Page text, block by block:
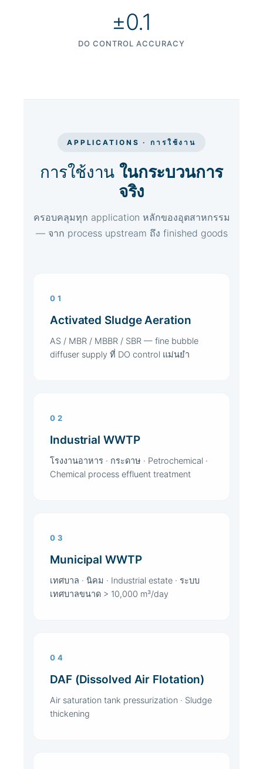
±0.1
DO CONTROL ACCURACY
APPLICATIONS · การใช้งาน
การใช้งาน ในกระบวนการ
จริง
ครอบคลุมทุก application หลักของอุตสาหกรรม
— จาก process upstream ถึง finished goods
01
Activated Sludge Aeration
AS / MBR / MBBR / SBR — fine bubble
diffuser supply ที่ DO control แม่นยำ
02
Industrial WWTP
โรงงานอาหาร · กระดาษ · Petrochemical ·
Chemical process effluent treatment
03
Municipal WWTP
เทศบาล · นิคม · Industrial estate · ระบบ
เทศบาลขนาด > 10,000 m³/day
04
DAF (Dissolved Air Flotation)
Air saturation tank pressurization · Sludge
thickening